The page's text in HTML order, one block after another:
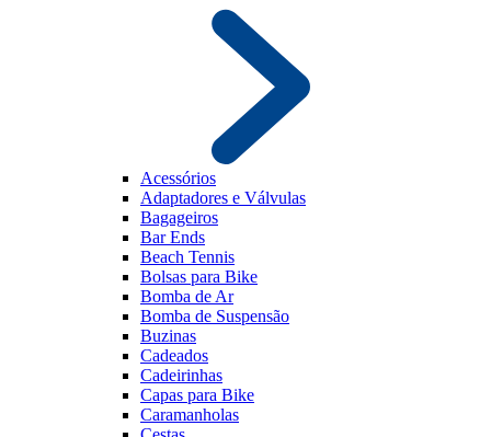
Acessórios
Adaptadores e Válvulas
Bagageiros
Bar Ends
Beach Tennis
Bolsas para Bike
Bomba de Ar
Bomba de Suspensão
Buzinas
Cadeados
Cadeirinhas
Capas para Bike
Caramanholas